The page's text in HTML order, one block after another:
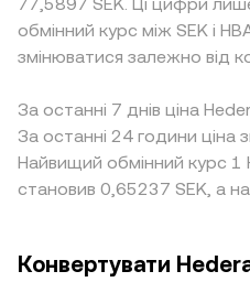
обмінний курс між SEK і
змінюватися залежно від
За останні 7 днів ціна
За останні 24 години ціна
Найвищий обмінний курс
становив 0,65237 SEK, а
Конвертувати